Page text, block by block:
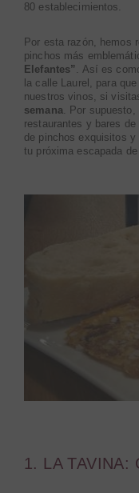
80 establecimientos.
Por esta razón, hemos
pinchos más
Elefantes”
. Así es
la calle Laurel, para
nuestros vinos, si
semana . Por
restaurantes y bares
de pinchos exquisitos y
tu próxima escapada de
1. LA TAVINA: